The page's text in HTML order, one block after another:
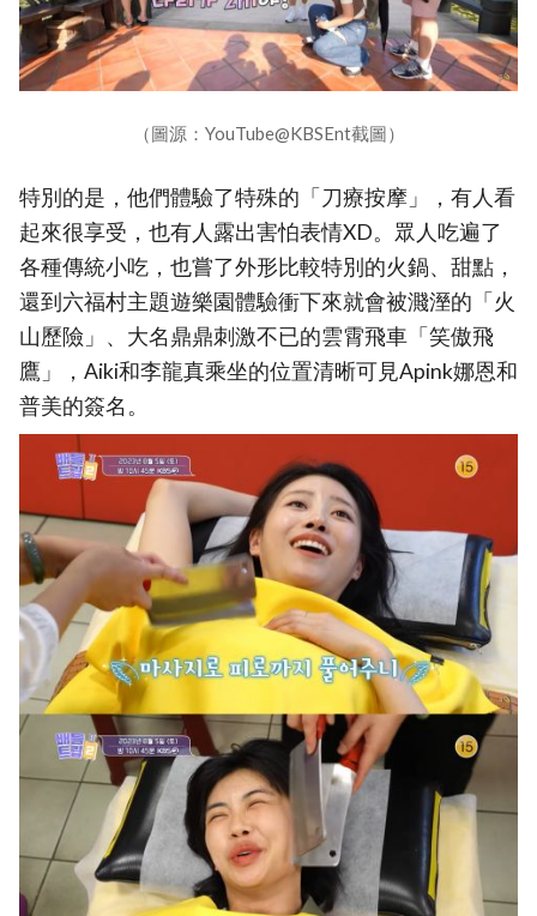
（圖源：YouTube@KBSEnt截圖）
特別的是，他們體驗了特殊的「刀療按摩」，有人看
起來很享受，也有人露出害怕表情XD。眾人吃遍了
各種傳統小吃，也嘗了外形比較特別的火鍋、甜點，
還到六福村主題遊樂園體驗衝下來就會被濺溼的「火
山歷險」、大名鼎鼎刺激不已的雲霄飛車「笑傲飛
鷹」，Aiki和李龍真乘坐的位置清晰可見Apink娜恩和
普美的簽名。